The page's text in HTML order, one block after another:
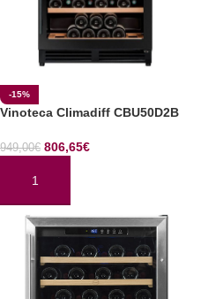
-15%
Vinoteca Climadiff CBU50D2B
949,00€ 806,65€
AÑADIR AL CARRITO